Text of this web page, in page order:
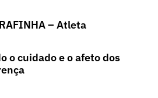
– Atleta
o cuidado e o afeto dos